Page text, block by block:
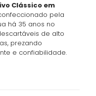
Clássico em
pela
há 35 anos no
de alto
prezando
e confiabilidade.